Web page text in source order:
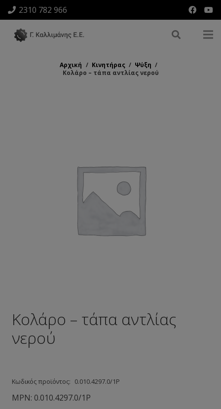
2310 782 966
Αρχική / Κινητήρας / Ψύξη /
Κολάρο – τάπα αντλίας νερού
Κολάρο – τάπα αντλίας
νερού
Κωδικός προϊόντος: 0.010.4297.0/1Ρ
MPN: 0.010.4297.0/1Ρ